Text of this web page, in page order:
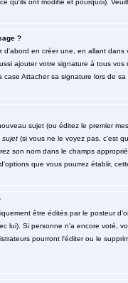
qu'ils ont modifié et pourquoi).
?
en créer une, en allant
ajouter votre signature à tous
Attacher sa signature lors de sa
sujet (ou éditez le premier
sujet(si vous ne le voyez pas, c'est
son nom dans le champs
que vous pourrez établir,
être édités par le posteur
lui). Si personne n'a encore voté,
pourront l'éditer ou le